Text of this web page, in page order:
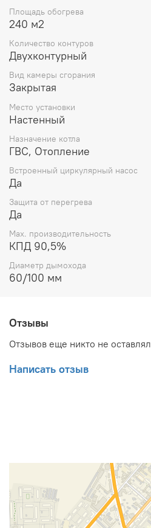
Площадь обогрева
240 м2
Количество контуров
Двухконтурный
Вид камеры сгорания
Закрытая
Место установки
Настенный
Назначение котла
ГВС, Отопление
Встроенный циркулярный насос
Да
Защита от перегрева
Да
Max. производительность
КПД 90,5%
Диаметр дымохода
60/100 мм
Отзывы
Отзывов еще никто не оставлял
Написать отзыв